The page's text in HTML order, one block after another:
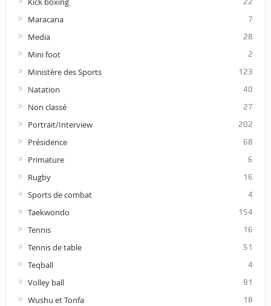
Maracana 7
Media 28
Mini foot 2
Ministère des Sports 123
Natation 40
Non classé 27
Portrait/Interview 202
Présidence 68
Primature 6
Rugby 16
Sports de combat 4
Taekwondo 154
Tennis 16
Tennis de table 51
Teqball 4
Volley ball 91
Wushu et Tonfa 18